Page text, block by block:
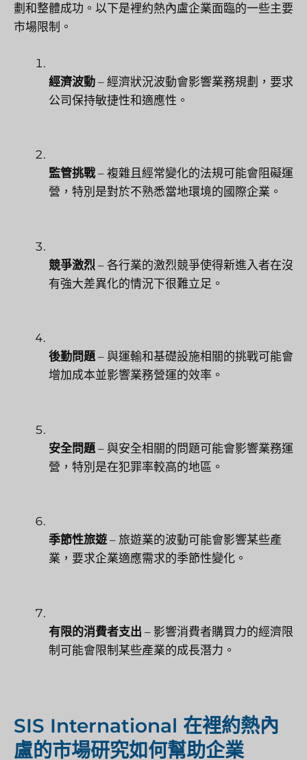
劃和整體成功。以下是裡約熱內盧企業面臨的一些主要
市場限制。
經濟波動 – 經濟狀況波動會影響業務規劃，要求
公司保持敏捷性和適應性。
監管挑戰– 複雜且經常變化的法規可能會阻礙運
營，特別是對於不熟悉當地環境的國際企業。
競爭激烈 – 各行業的激烈競爭使得新進入者在沒
有強大差異化的情況下很難立足。
後勤問題– 與運輸和基礎設施相關的挑戰可能會
增加成本並影響業務營運的效率。
安全問題 – 與安全相關的問題可能會影響業務運
營，特別是在犯罪率較高的地區。
季節性旅遊– 旅遊業的波動可能會影響某些產
業，要求企業適應需求的季節性變化。
有限的消費者支出 – 影響消費者購買力的經濟限
制可能會限制某些產業的成長潛力。
SIS International 在裡約熱內
盧的市場研究如何幫助企業